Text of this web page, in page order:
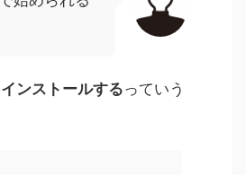
ンストールするっていう